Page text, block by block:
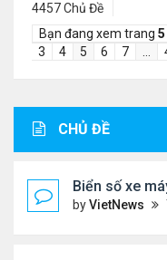
4457 Chủ Đề
Bạn đang xem trang 5
3
4 5 6 7
CHỦ ĐỀ
Biển số xe
byVietNews